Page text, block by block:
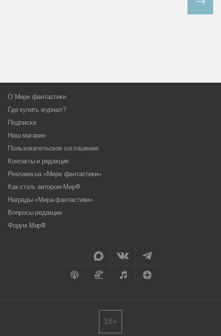
О Мире фантастики
Где купить журнал?
Подписка
Наш магазин
Пользовательское соглашение
Контакты и редакция
Реклама на «Мире фантастики»
Как стать автором МирФ
Награды «Мира фантастики»
Вопросы редакции
Форум МирФ
18+